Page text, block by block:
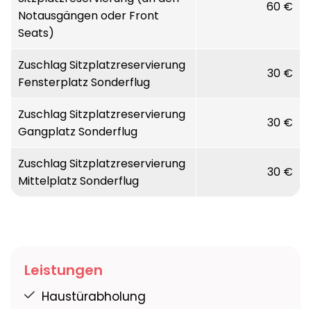
Restaurants, Fitnessraum und Hallenbad.
Notausgängen oder Front
Seats)
60 €
Zuschlag Sitzplatzreservierung
Fensterplatz Sonderflug
30 €
Zuschlag Sitzplatzreservierung
Gangplatz Sonderflug
30 €
Zuschlag Sitzplatzreservierung
Mittelplatz Sonderflug
30 €
Leistungen
Haustürabholung